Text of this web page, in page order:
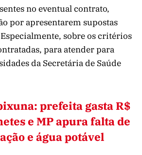
no eventual contrato,
por apresentarem supostas
sobre os critérios
para atender para
da Secretária de Saúde
prefeita gasta R$
e MP apura falta de
e água potável